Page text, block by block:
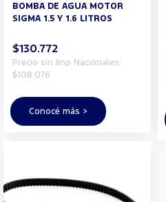
BOMBA DE AGUA MOTOR
SIGMA 1.5 Y 1.6 LITROS
$130.772
Precio sin Imp Nacionales:
$108.076
Conocé más >